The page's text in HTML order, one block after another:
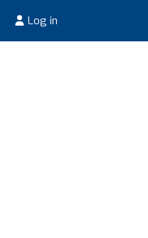
Log in